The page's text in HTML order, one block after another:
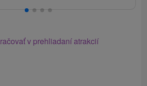
v prehliadaní atrakcií